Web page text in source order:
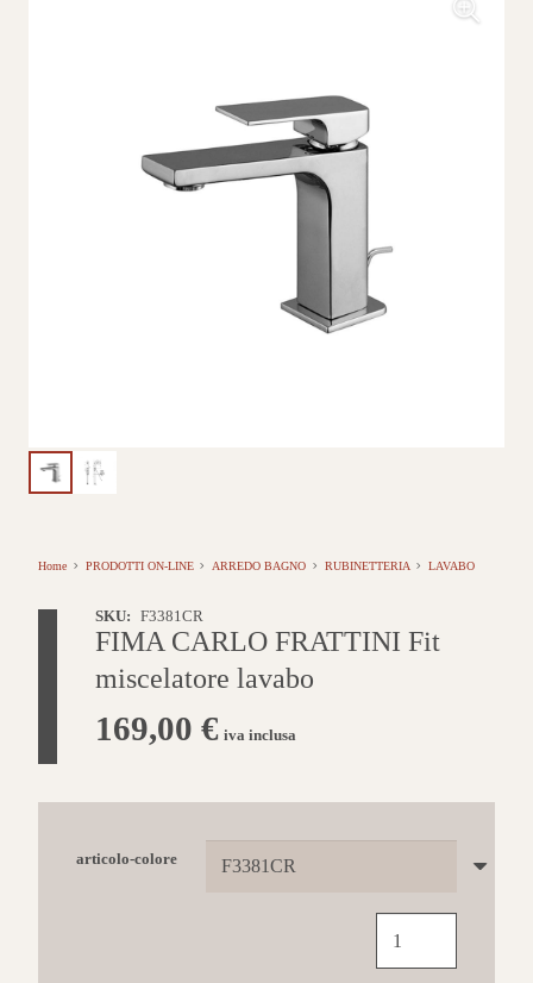
Home PRODOTTI ON-LINE ARREDO BAGNO RUBINETTERIA LAVABO
SKU: F3381CR
FIMA CARLO FRATTINI Fit
miscelatore lavabo
169,00 € iva inclusa
articolo-colore
CARLO
FRATTINI